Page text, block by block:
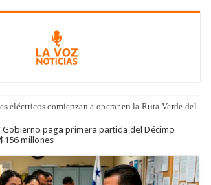
eléctricos comienzan a operar en la Ruta Verde del
Gobierno paga primera partida del Décimo
millones